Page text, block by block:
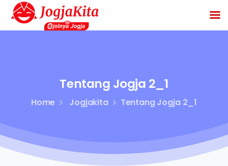
Tentang Jogja 2_1
Home Jogjakita Tentang Jogja 2_1